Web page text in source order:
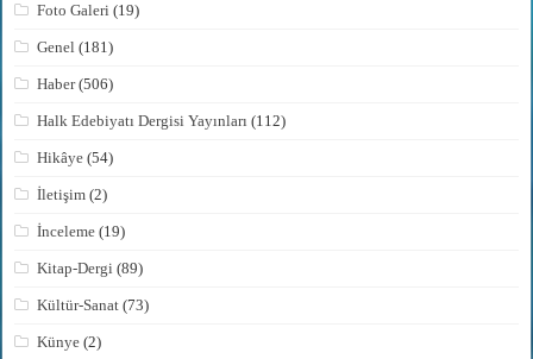
Foto Galeri (19)
Genel (181)
Haber(506)
Halk Edebiyatı Dergisi Yayınları (112)
Hikâye (54)
İletişim (2)
İnceleme (19)
Kitap-Dergi (89)
Kültür-Sanat (73)
Künye (2)